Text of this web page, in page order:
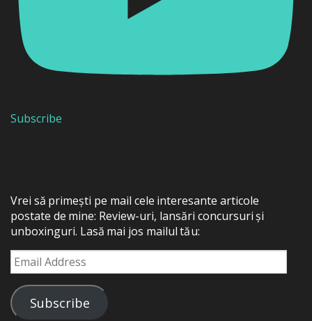
Subscribe
Vrei să primești pe mail cele interesante articole
postate de mine: Review-uri, lansări concursuri și
unboxinguri. Lasă mai jos mailul tău:
Email
Address
Subscribe